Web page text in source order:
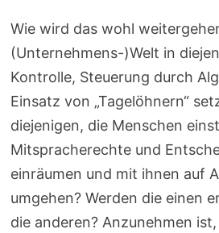
Wie wird das wohl
(Unternehmens-)Welt in
Kontrolle, Steuerung durch
Einsatz von „Tagelöhnern“
diejenigen, die Menschen
Mitspracherechte und
einräumen und mit ihnen auf
umgehen? Werden die einen
die anderen? Anzunehmen